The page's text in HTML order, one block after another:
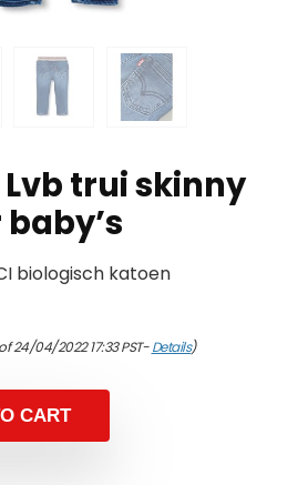
Lvb trui skinny
biologisch katoen
24/04/2022 17:33 PST-Details)
CART